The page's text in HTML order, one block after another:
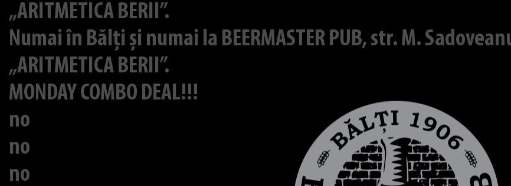
„ARITMETICA BERII”.
Numai în Bălți și numai la BEERMASTER PUB, str. M.
„ARITMETICA BERII”.
MONDAY COMBO DEAL!!!
no
no
no